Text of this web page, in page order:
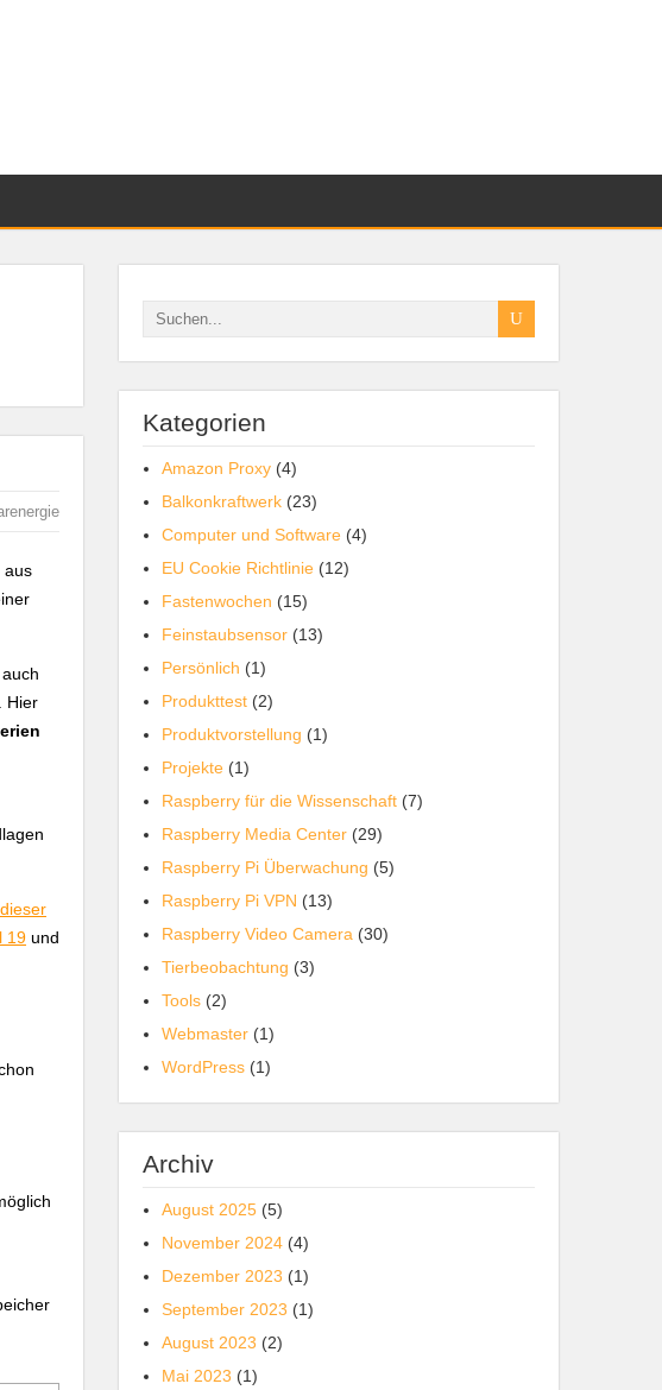
aus
Hier
19 und
Kategorien
Amazon Proxy (4)
Balkonkraftwerk (23)
Computer und Software (4)
EU Cookie Richtlinie (12)
Fastenwochen (15)
Feinstaubsensor (13)
Persönlich (1)
Produkttest (2)
Produktvorstellung (1)
Projekte (1)
Raspberry für die Wissenschaft (7)
Raspberry Media Center (29)
Raspberry Pi Überwachung (5)
Raspberry Pi VPN (13)
Raspberry Video Camera (30)
Tierbeobachtung (3)
Tools (2)
Webmaster (1)
WordPress (1)
Archiv
August 2025 (5)
November 2024 (4)
Dezember 2023 (1)
September 2023 (1)
August 2023 (2)
Mai 2023 (1)